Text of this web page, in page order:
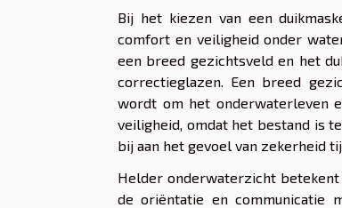
Bij het kiezen van een
comfort en veiligheid onder
een breed gezichtsveld en het
correctieglazen. Een breed
wordt om het onderwaterleven
veiligheid, omdat het bestand is
bij aan het gevoel van zekerheid
Helder onderwaterzicht
de oriëntatie en communicatie